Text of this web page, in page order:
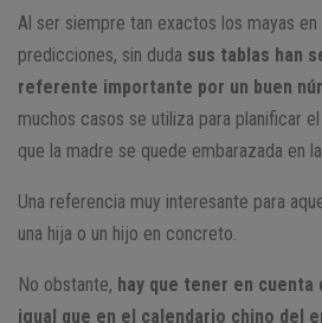
Al ser siempre tan exactos los mayas en
predicciones, sin duda sus tablas han
referente importante por un buen
muchos casos se utiliza para planificar
que la madre se quede embarazada en
Una referencia muy interesante para
una hija o un hijo en concreto.
No obstante, hay que tener en cuenta
igual que en el calendario chino del